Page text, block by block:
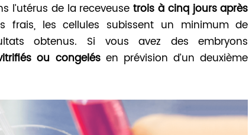
l’utérus de la receveusetrois à cinq jours après
frais, les cellules subissent un minimum de
obtenus. Si vous avez des embryons
ou congelésen prévision d’un deuxième